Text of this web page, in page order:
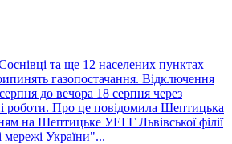
та ще 12 населених пунктах
газопостачання. Відключення
до вечора 18 серпня через
роботи. Про це повідомила Шептицька
на Шептицьке УЕГГ Львівської філії
України"...